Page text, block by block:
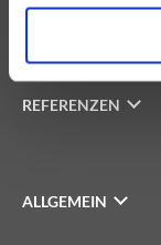
REFERENZEN
ALLGEMEIN